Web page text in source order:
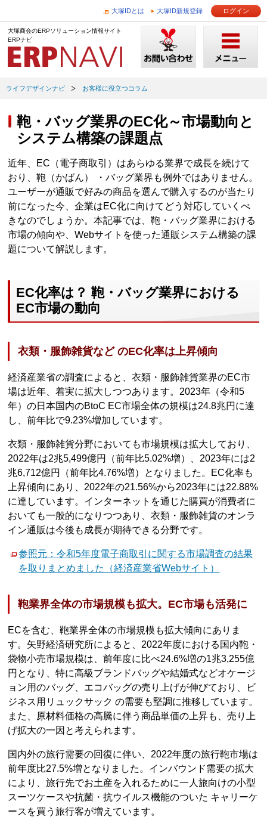
大塚IDとは 大塚ID新規登録 ログイン
大塚商会のERPソリューション情報サイト
ERPナビ
ライフデザインナビ お客様に役立つコラム
鞄・バッグ業界のEC化～市場動向と
システム構築の課題点
近年、EC（電子商取引）はあらゆる業界で成長を続けて
おり、鞄（かばん） ・バッグ業界も例外ではありません。
ユーザーが通販で好みの商品を選んで購入するのが当たり
前になった今、企業はEC化に向けてどう対応していくべ
きなのでしょうか。本記事では、鞄・バッグ業界における
市場の傾向や、Webサイトを使った通販システム構築の課
題について解説します。
EC化率は？ 鞄・バッグ業界における
EC市場の動向
衣類・服飾雑貨など のEC化率は上昇傾向
経済産業省の調査によると、衣類・服飾雑貨業界のEC市
場は近年、着実に拡大しつつあります。2023年（令和5
年）の日本国内のBtoC EC市場全体の規模は24.8兆円に達
し、前年比で9.23%増加しています。
衣類・服飾雑貨分野においても市場規模は拡大しており、
2022年は2兆5,499億円（前年比5.02%増）、2023年には2
兆6,712億円（前年比4.76%増）となりました。EC化率も
上昇傾向にあり、2022年の21.56%から2023年には22.88%
に達しています。インターネットを通じた購買が消費者に
おいても一般的になりつつあり、衣類・服飾雑貨のオンラ
イン通販は今後も成長が期待できる分野です。
参照元：令和5年度電子商取引に関する市場調査の結果
を取りまとめました（経済産業省Webサイト）
鞄業界全体の市場規模も拡大。EC市場も活発に
ECを含む、鞄業界全体の市場規模も拡大傾向にありま
す。矢野経済研究所によると、2022年度における国内鞄・
袋物小売市場規模は、前年度に比べ24.6%増の1兆3,255億
円となり、特に高級ブランドバッグや結婚式などオケージ
ョン用のバッグ、エコバッグの売り上げが伸びており、ビ
ジネス用リュックサック の需要も堅調に推移しています。
また、原材料価格の高騰に伴う商品単価の上昇も、売り上
げ拡大の一因と考えられます。
国内外の旅行需要の回復に伴い、2022年度の旅行鞄市場は
前年度比27.5%増となりました。インバウンド需要の拡大
により、旅行先でお土産を入れるために一人旅向けの小型
スーツケースや抗菌・抗ウイルス機能のついた キャリーケ
ースを買う旅行客が増えています。